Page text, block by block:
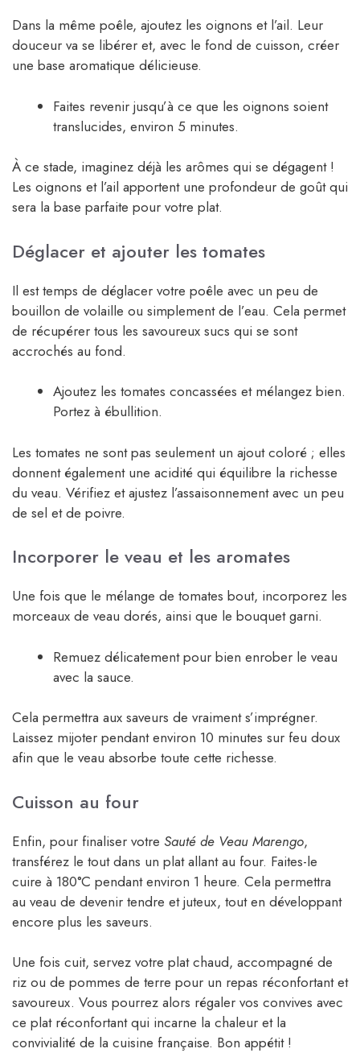
Dans la même poêle, ajoutez les oignons et l’ail. Leur
douceur va se libérer et, avec le fond de cuisson, créer
une base aromatique délicieuse.
Faites revenir jusqu’à ce que les oignons soient
translucides, environ 5 minutes.
À ce stade, imaginez déjà les arômes qui se dégagent !
Les oignons et l’ail apportent une profondeur de goût qui
sera la base parfaite pour votre plat.
Déglacer et ajouter les tomates
Il est temps de déglacer votre poêle avec un peu de
bouillon de volaille ou simplement de l’eau. Cela permet
de récupérer tous les savoureux sucs qui se sont
accrochés au fond.
Ajoutez les tomates concassées et mélangez bien.
Portez à ébullition.
Les tomates ne sont pas seulement un ajout coloré ; elles
donnent également une acidité qui équilibre la richesse
du veau. Vérifiez et ajustez l’assaisonnement avec un peu
de sel et de poivre.
Incorporer le veau et les aromates
Une fois que le mélange de tomates bout, incorporez les
morceaux de veau dorés, ainsi que le bouquet garni.
Remuez délicatement pour bien enrober le veau
avec la sauce.
Cela permettra aux saveurs de vraiment s’imprégner.
Laissez mijoter pendant environ 10 minutes sur feu doux
afin que le veau absorbe toute cette richesse.
Cuisson au four
Enfin, pour finaliser votre Sauté de Veau Marengo,
transférez le tout dans un plat allant au four. Faites-le
cuire à 180°C pendant environ 1 heure. Cela permettra
au veau de devenir tendre et juteux, tout en développant
encore plus les saveurs.
Une fois cuit, servez votre plat chaud, accompagné de
riz ou de pommes de terre pour un repas réconfortant et
savoureux. Vous pourrez alors régaler vos convives avec
ce plat réconfortant qui incarne la chaleur et la
convivialité de la cuisine française. Bon appétit !